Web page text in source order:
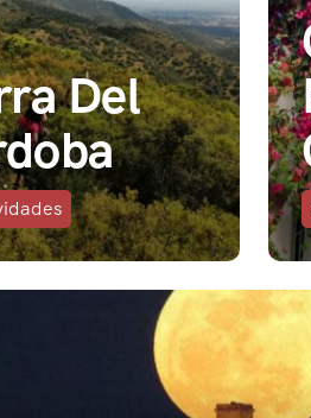
Del